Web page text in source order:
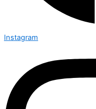
Instagram